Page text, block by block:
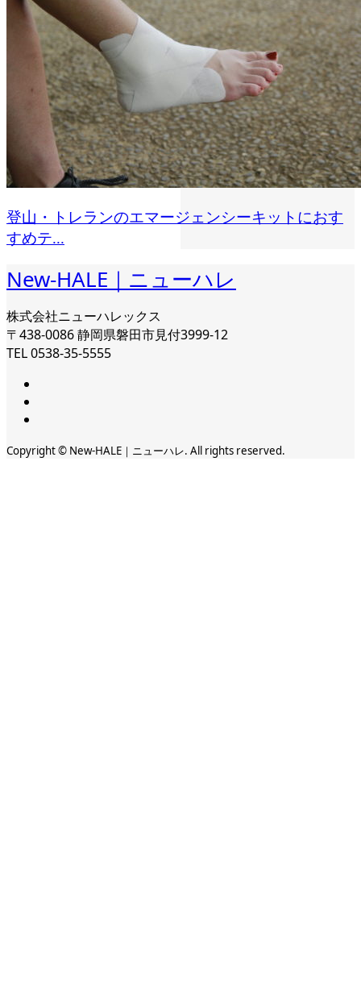
登山・トレランのエマージェンシーキットにおす
すめテ...
New-HALE｜ニューハレ
株式会社ニューハレックス
〒438-0086 静岡県磐田市見付3999-12
TEL 0538-35-5555
Copyright © New-HALE｜ニューハレ. All rights reserved.